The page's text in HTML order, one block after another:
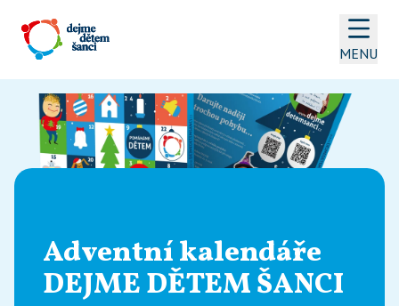
MENU
Adventní kalendáře
DEJME DĚTEM ŠANCI